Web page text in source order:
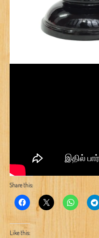
Share this:
Like this: